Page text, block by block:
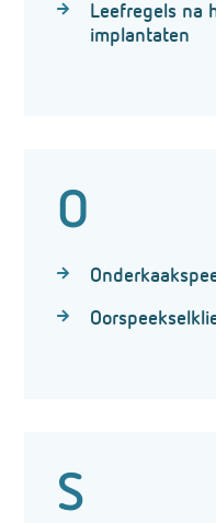
Leefregels na
implantaten
O
S